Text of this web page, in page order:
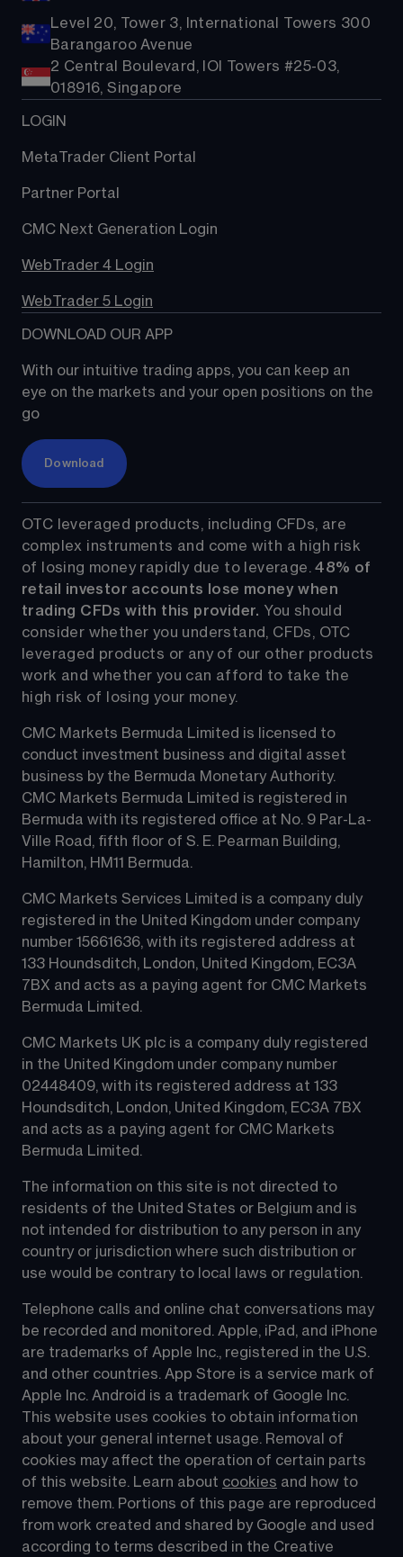
Level 20, Tower 3, International Towers 300
Barangaroo Avenue
2 Central Boulevard, IOI Towers #25-03,
018916, Singapore
LOGIN
MetaTrader Client Portal
Partner Portal
CMC Next Generation Login
WebTrader 4 Login
WebTrader 5 Login
DOWNLOAD OUR APP
With our intuitive trading apps, you can keep an
eye on the markets and your open positions on the
go
Download
OTC leveraged products, including CFDs, are
complex instruments and come with a high risk
of losing money rapidly due to leverage. 48% of
retail investor accounts lose money when
trading CFDs with this provider. You should
consider whether you understand, CFDs, OTC
leveraged products or any of our other products
work and whether you can afford to take the
high risk of losing your money.
CMC Markets Bermuda Limited is licensed to
conduct investment business and digital asset
business by the Bermuda Monetary Authority.
CMC Markets Bermuda Limited is registered in
Bermuda with its registered office at No. 9 Par-La-
Ville Road, fifth floor of S. E. Pearman Building,
Hamilton, HM11 Bermuda.
CMC Markets Services Limited is a company duly
registered in the United Kingdom under company
number 15661636, with its registered address at
133 Houndsditch, London, United Kingdom, EC3A
7BX and acts as a paying agent for CMC Markets
Bermuda Limited.
CMC Markets UK plc is a company duly registered
in the United Kingdom under company number
02448409, with its registered address at 133
Houndsditch, London, United Kingdom, EC3A 7BX
and acts as a paying agent for CMC Markets
Bermuda Limited.
The information on this site is not directed to
residents of the United States or Belgium and is
not intended for distribution to any person in any
country or jurisdiction where such distribution or
use would be contrary to local laws or regulation.
Telephone calls and online chat conversations may
be recorded and monitored. Apple, iPad, and iPhone
are trademarks of Apple Inc., registered in the U.S.
and other countries. App Store is a service mark of
Apple Inc. Android is a trademark of Google Inc.
This website uses cookies to obtain information
about your general internet usage. Removal of
cookies may affect the operation of certain parts
of this website. Learn about cookies and how to
remove them. Portions of this page are reproduced
from work created and shared by Google and used
according to terms described in the Creative